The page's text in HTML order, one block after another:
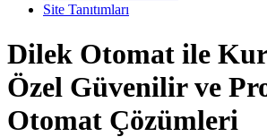
Site Tanıtımları
Dilek Otomat ile
Özel Güvenilir ve
Otomat Çözümleri